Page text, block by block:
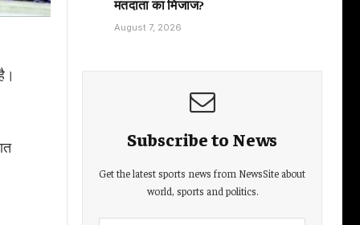
मतदाता का मिजाज?
August 7, 2026
Subscribe to News
Get the latest sports news from NewsSite about
world, sports and politics.